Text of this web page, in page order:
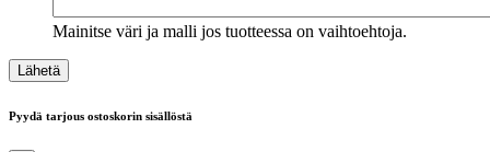
Mainitse väri ja malli jos tuotteessa on vaihtoehtoja.
Pyydä tarjous ostoskorin sisällöstä